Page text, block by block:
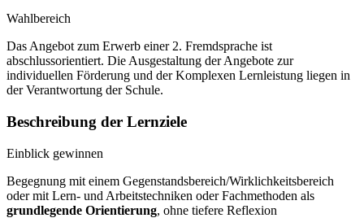
Wahlbereich
Das Angebot zum Erwerb einer 2. Fremdsprache ist
abschlussorientiert. Die Ausgestaltung der Angebote zur
individuellen Förderung und der Komplexen Lernleistung liegen in
der Verantwortung der Schule.
Beschreibung der Lernziele
Einblick gewinnen
Begegnung mit einem Gegenstandsbereich/Wirklichkeitsbereich
oder mit Lern- und Arbeitstechniken oder Fachmethoden als
grundlegende Orientierung, ohne tiefere Reflexion